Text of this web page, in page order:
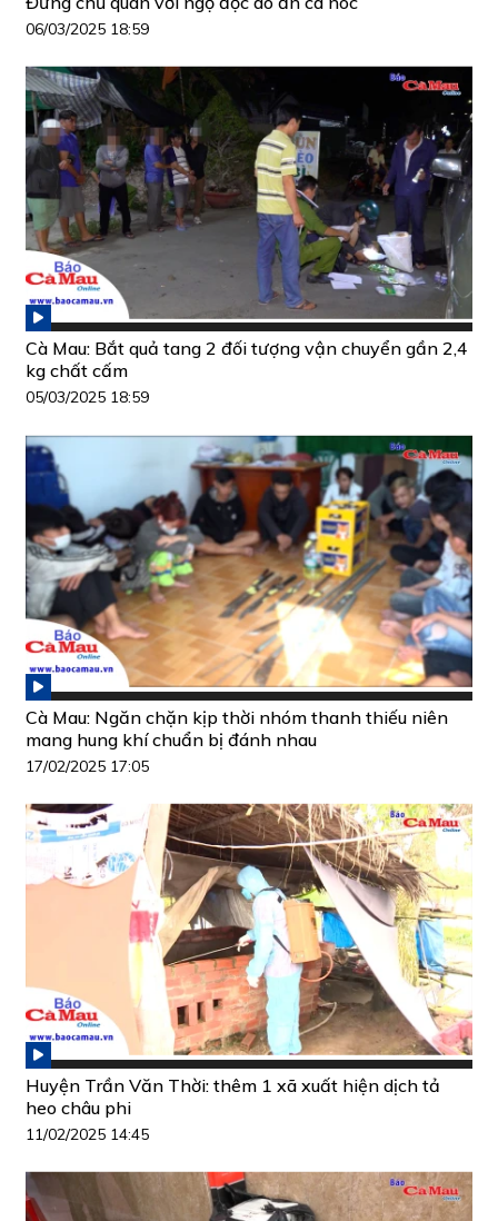
06/03/2025 18:59
Cà Mau: Bắt quả tang 2 đối tượng vận chuyển gần 2,4
kg chất cấm
05/03/2025 18:59
Cà Mau: Ngăn chặn kịp thời nhóm thanh thiếu niên
mang hung khí chuẩn bị đánh nhau
17/02/2025 17:05
Huyện Trần Văn Thời: thêm 1 xã xuất hiện dịch tả
heo châu phi
11/02/2025 14:45